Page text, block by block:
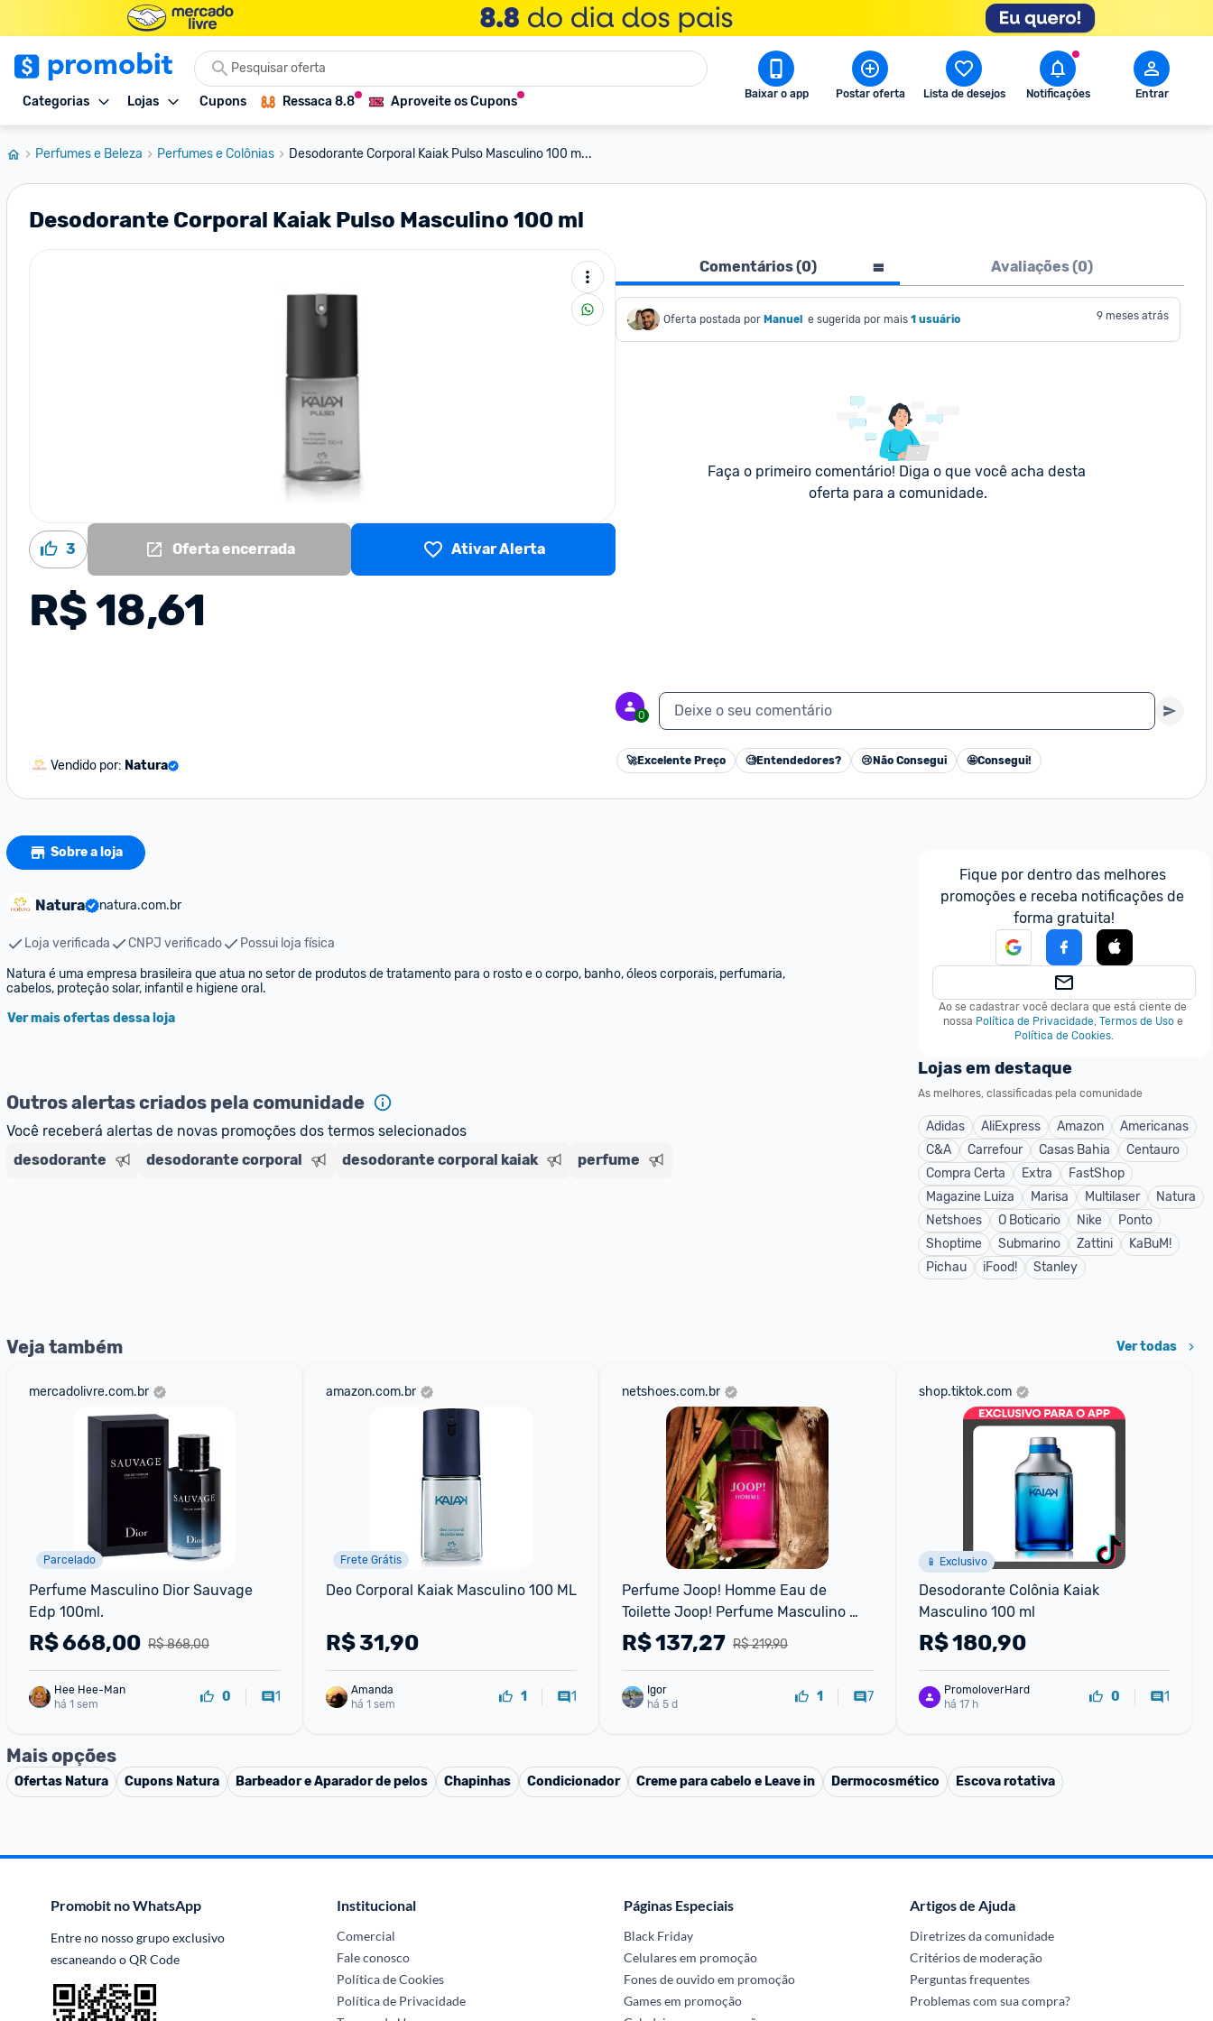
Categorias Lojas Cupons Ressaca 8.8 Aproveite os Cupons Baixar o app Postar oferta Lista de desejos Notificações Entrar
Perfumes e Beleza Perfumes e Colônias Desodorante Corporal Kaiak Pulso Masculino 100 m...
Desodorante Corporal Kaiak Pulso Masculino 100 ml
3 Oferta encerrada Ativar Alerta
R$ 18,61
Vendido por: Natura
Comentários (0) Avaliações (0)
Oferta postada por Manuel e sugerida por mais 1 usuário 9 meses atrás
Faça o primeiro comentário! Diga o que você acha desta
oferta para a comunidade.
0 Deixe o seu comentário
🚀Excelente Preço 🧐Entendedores? 😢 Não Consegui 🤩Consegui!
Sobre a loja
Natura natura.com.br
Loja verificada CNPJ verificado
Possui loja física
Natura é uma empresa brasileira que atua no setor de produtos de tratamento para o rosto e o corpo, banho, óleos corporais, perfumaria,
cabelos, proteção solar, infantil e higiene oral.
Ver mais ofertas dessa loja
Outros alertas criados pela comunidade
Você receberá alertas de novas promoções dos termos selecionados
desodorante
desodorante corporal desodorante corporal kaiak perfume
Fique por dentro das melhores
promoções e receba notificações de
forma gratuita!
Ao se cadastrar você declara que está ciente de
nossa Política de Privacidade, Termos de Uso e
Política de Cookies.
Lojas em destaque
As melhores, classificadas pela comunidade
Adidas AliExpress Amazon
Americanas
C&A
Carrefour Casas Bahia
Centauro
Compra Certa
Extra
FastShop
Magazine Luiza
Marisa Multilaser
Natura
Netshoes
O Boticario Nike
Ponto
Shoptime
Submarino Zattini
KaBuM!
Pichau
iFood! Stanley
Veja também Ver todas
mercadolivre.com.br
Parcelado
Perfume Masculino Dior Sauvage
Edp 100ml.
R$ 868,00
R$668,00
Hee Hee-Man
há 1 sem
0 1
amazon.com.br
Frete Grátis
Deo Corporal Kaiak Masculino 100 ML
R$31,90
Amanda
há 1 sem
1 1
netshoes.com.br
Perfume Joop! Homme Eau de
Toilette Joop! Perfume Masculino
125ml
R$ 219,90
R$137,27
Igor
há 5 d
1 7
shop.tiktok.com
📱 Exclusivo
Desodorante Colônia Kaiak
Masculino 100 ml
R$180,90
PromoloverHard
há 17 h
0 1
Mais opções
Ofertas Natura Cupons Natura Barbeador e Aparador de pelos Chapinhas Condicionador Creme para cabelo e Leave in Dermocosmético Escova rotativa
Promobit no WhatsApp
Entre no nosso grupo exclusivo
escaneando o QR Code
Institucional
Comercial
Fale conosco
Política de Cookies
Política de Privacidade
Páginas Especiais
Black Friday
Celulares em promoção
Fones de ouvido em promoção
Games em promoção
Artigos de Ajuda
Diretrizes da comunidade
Critérios de moderação
Perguntas frequentes
Problemas com sua compra?